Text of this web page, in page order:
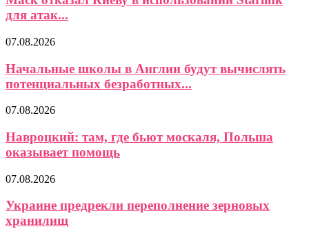
для атак...
07.08.2026
Начальные школы в Англии будут вычислять
потенциальных безработных...
07.08.2026
Навроцкий: там, где бьют москаля, Польша
оказывает помощь
07.08.2026
Украине предрекли переполнение зерновых
хранилищ